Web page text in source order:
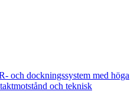
och dockningssystem med höga
och teknisk